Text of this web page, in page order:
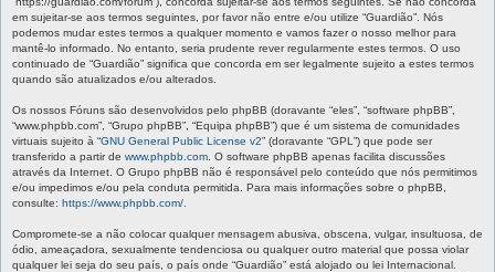
em sujeitar-se aos termos seguintes, por favor não entre e/ou utilize “Guardião”. Nós
podemos mudar estes termos a qualquer momento e vamos fazer o nosso melhor para
mantê-lo informado. No entanto, seria prudente rever regularmente estes termos. O uso
continuado de “Guardião” significa que concorda em ser legalmente sujeito a estes termos
quando são atualizados e/ou alterados.
Os nossos Fóruns são desenvolvidos pelo phpBB (doravante “eles”, “software phpBB”,
“www.phpbb.com”, “Grupo phpBB”, “Equipa phpBB”) que é um sistema de comunidades
virtuais sujeito à “GNU General Public License v2” (doravante “GPL”) que pode ser
transferido a partir de www.phpbb.com . O software phpBB apenas facilita discussões
através da Internet. O Grupo phpBB não é responsável pelo conteúdo que nós permitimos
e/ou impedimos e/ou pela conduta permitida. Para mais informações sobre o phpBB,
consulte: https://www.phpbb.com/
Compromete-se a não colocar qualquer mensagem abusiva, obscena, vulgar, insultuosa, de
ódio, ameaçadora, sexualmente tendenciosa ou qualquer outro material que possa violar
qualquer lei seja do seu país, o país onde “Guardião” está alojado ou lei Internacional.